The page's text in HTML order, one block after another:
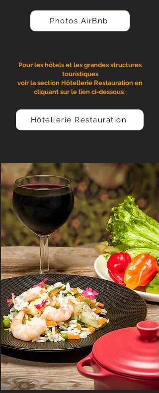
Photos AirBnb
Pour les hôtels et les grandes structures
touristiques
voir la section Hôtellerie Restauration en
cliquant sur le lien ci-dessous :
Hôtellerie Restauration